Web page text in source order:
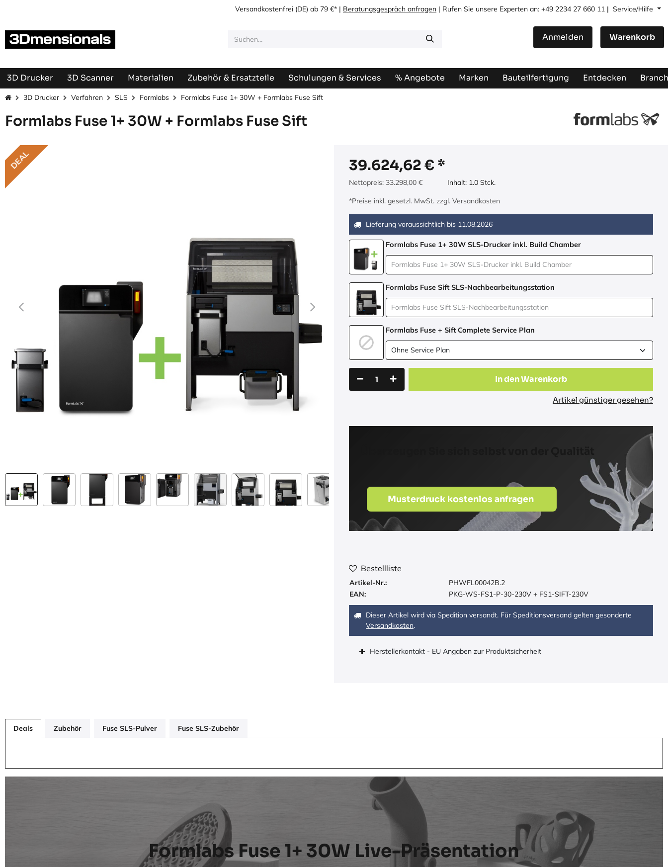
Versandkostenfrei (DE) ab 79 €* | Beratungsgespräch anfragen | Rufen Sie unsere Experten an: +49 2234 27 660 11 | Service/Hilfe
Anmelden Warenkorb
3D Drucker 3D Scanner Materialien Zubehör & Ersatzteile Schulungen & Services % Angebote Marken Bauteilfertigung Entdecken
3D Drucker Verfahren SLS Formlabs Formlabs Fuse 1+ 30W + Formlabs Fuse Sift
Formlabs Fuse 1+ 30W + Formlabs Fuse Sift
DEAL 39.624,62 €
Nettopreis: 33.298,00 € Inhalt: 1.0 Stck.
*Preise inkl. gesetzl. MwSt. zzgl. Versandkosten
Lieferung voraussichtlich bis 11.08.2026
Formlabs Fuse 1+ 30W SLS-Drucker inkl. Build Chamber
Formlabs Fuse Sift SLS-Nachbearbeitungsstation
Formlabs Fuse + Sift Complete Service Plan
In den Warenkorb
Artikel günstiger gesehen?
Musterdruck kostenlos anfragen
Bestellliste
Artikel-Nr.:
PHWFL00042B.2
EAN:
PKG-WS-FS1-P-30-230V + FS1-SIFT-230V
Dieser Artikel wird via Spedition versandt. Für Speditionsversand gelten gesonderte
Versandkosten.
Herstellerkontakt - EU Angaben zur Produktsicherheit
Deals Zubehör Fuse SLS-Pulver Fuse SLS-Zubehör
Formlabs Fuse 1+ 30W Live-Präsentation